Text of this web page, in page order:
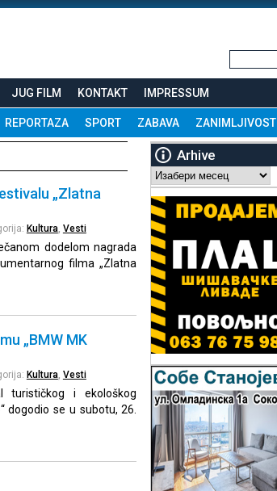
JUG FILM KONTAKT IMPRESSUM
REPORTAZA SPORT ZABAVA ZANIMLJIVOSTI
„Zlatna
Kultura, Vesti
dodelom nagrada
filma „Zlatna
„BMW MK
Kultura, Vesti
turističkog i ekološkog
dogodio se u subotu, 26.
Arhive
Arhive